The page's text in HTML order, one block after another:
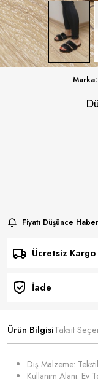
Marka:
Fiyatı Düşünce
Ücretsiz Kargo
İade
Ürün BilgisiTaksit
Dış Malzeme: Tekstil
Kullanım Alanı: Ev